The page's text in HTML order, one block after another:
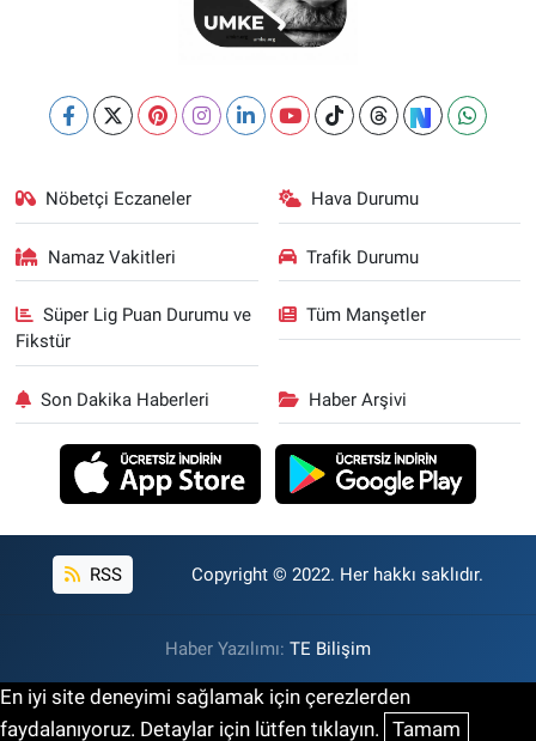
Nöbetçi Eczaneler Hava Durumu
Namaz Vakitleri Trafik Durumu
Süper Lig Puan Durumu ve
Fikstür
Tüm Manşetler
Son Dakika Haberleri Haber Arşivi
RSS Copyright © 2022. Her hakkı saklıdır.
Haber Yazılımı: TE Bilişim
En iyi site deneyimi sağlamak için çerezlerden
faydalanıyoruz. Detaylar için lütfen tıklayın. Tamam